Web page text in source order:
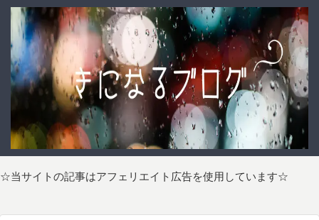
☆当サイトの記事はアフェリエイト広告を使用しています☆